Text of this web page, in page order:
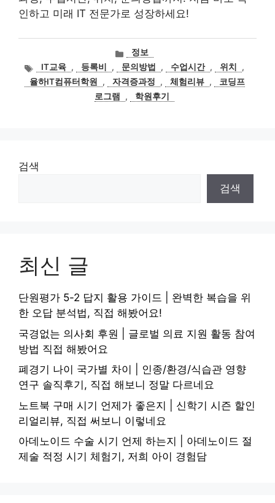
인하고 미래 IT 전문가로 성장하세요!
카
테
고
리
정보
태
그
IT교육 , 등록비 , 문의방법 , 수업시간 , 위치
,
율하IT컴퓨터학원
, 자격증과정 , 체험리뷰 ,
코딩프
로그램
, 학원후기
검색
검색
최신 글
단원평가 5-2 답지 활용 가이드 | 완벽한 복습을 위
한 오답 분석법, 직접 해봤어요!
국경없는 의사회 후원 | 글로벌 의료 지원 활동 참여
방법 직접 해봤어요
폐경기 나이 국가별 차이 | 인종/환경/식습관 영향
연구 솔직후기, 직접 해보니 정말 다르네요
노트북 구매 시기 언제가 좋은지 | 신학기 시즌 할인
리얼리뷰, 직접 써보니 이렇네요
아데노이드 수술 시기 언제 하는지 | 아데노이드 절
제술 적정 시기 체험기, 저희 아이 경험담